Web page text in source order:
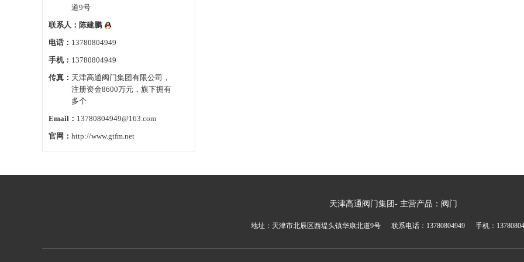
道9号
联系人： 陈建鹏
电话： 13780804949
手机： 13780804949
传真： 天津高通阀门集团有限公司，
注册资金8600万元，旗下拥有
多个
Email： 13780804949@163.com
官网： http://www.gtfm.net
天津高通阀门集团- 主营产品：阀门
地址：天津市北辰区西堤头镇华康北道9号 联系电话：13780804949 手机：